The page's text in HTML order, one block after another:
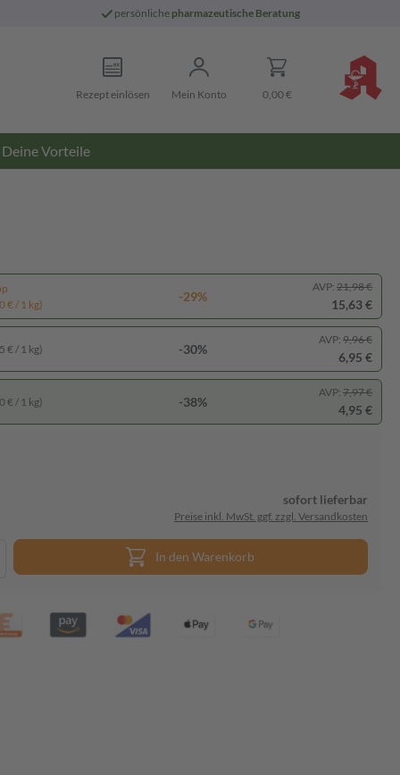
persönliche pharmazeutische Beratung
Rezept einlösen Mein Konto 0,00 €
Deine Vorteile
€ / 1 kg)
-29%
AVP: 21,98 €
15,63 €
€ / 1 kg) -30%
AVP: 9,96 €
6,95 €
€ / 1 kg) -38%
AVP: 7,97 €
4,95 €
sofort lieferbar
Preise inkl. MwSt. ggf. zzgl. Versandkosten
In den Warenkorb